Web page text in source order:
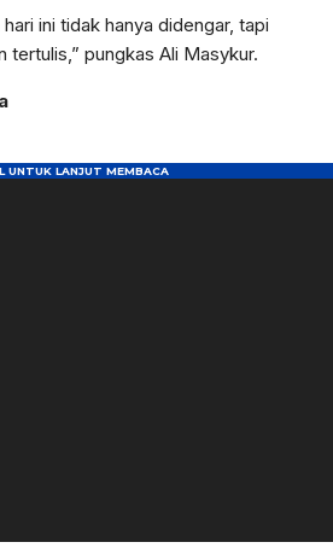
ini tidak hanya didengar, tapi
tertulis,” pungkas Ali Masykur.